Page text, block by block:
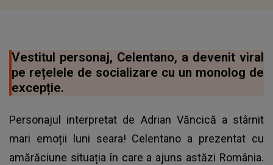
Vestitul personaj, Celentano, a devenit viral
pe rețelele de socializare cu un monolog de
excepție.
Personajul interpretat de Adrian Văncică a stârnit
mari emoții luni seara! Celentano a prezentat cu
amărăciune situația în care a ajuns astăzi România.